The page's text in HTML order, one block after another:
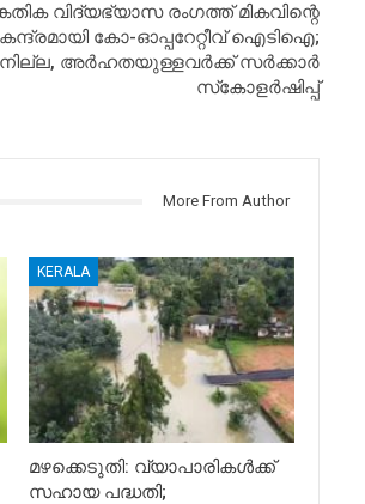
വിദ്യഭ്യാസ രംഗത്ത് മികവിന്റെ
കോ-ഓപ്പറേറ്റീവ് ഐടിഐ;
അർഹതയുള്ളവർക്ക് സർക്കാർ
സ്‌കോളർഷിപ്പ്
More From Author
KERALA
മഴക്കെടുതി: വ്യാപാരികൾക്ക്
സഹായ പദ്ധതി;